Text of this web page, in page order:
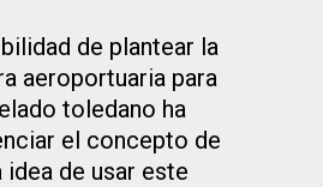
de plantear la
aeroportuaria para
toledano ha
el concepto de
idea de usar este